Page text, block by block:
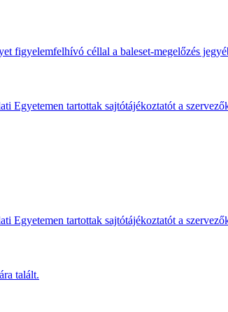
figyelemfelhívó céllal a baleset-megelőzés
Egyetemen tartottak sajtótájékoztatót a
Egyetemen tartottak sajtótájékoztatót a
talált.